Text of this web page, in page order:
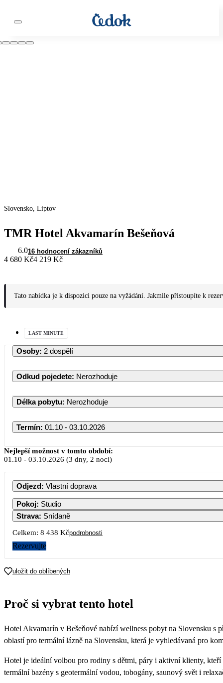
Slovensko, Liptov
TMR Hotel Akvamarín Bešeňová
6.016 hodnocení zákazníků
4 680 Kč4 219 Kč
Tato nabídka je k dispozici pouze na vyžádání. Jakmile přistoupíte k
LAST MINUTE
Osoby: 2 dospělí
Odkud pojedete: Nerozhoduje
Délka pobytu: Nerozhoduje
Termín: 01.10 - 03.10.2026
Nejlepší možnost v tomto období:
01.10 - 03.10.2026 (3 dny, 2 noci)
Odjezd: Vlastní doprava
Pokoj: Studio
Strava: Snídaně
Celkem: 8 438 Kčpodrobnosti
Rezervujte
uložit do oblíbených
Proč si vybrat tento hotel
Hotel Akvamarín v Bešeňové nabízí wellness pobyt na Slovensku s
oblastí pro termální lázně na Slovensku, která je vyhledávaná pro
Hotel je ideální volbou pro rodiny s dětmi, páry i aktivní klienty,
termální bazény s geotermální vodou, tobogány, saunový svět i